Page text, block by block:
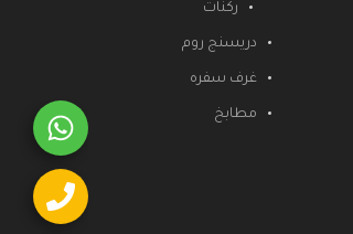
ركنات
دريسنج روم
غرف سفره
مطابخ